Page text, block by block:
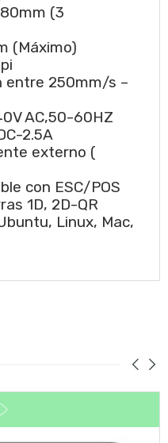
(3
(Máximo)
entre 250mm/s –
AC,50-60HZ
2.5A
externo (
con ESC/POS
1D, 2D-QR
Linux, Mac,